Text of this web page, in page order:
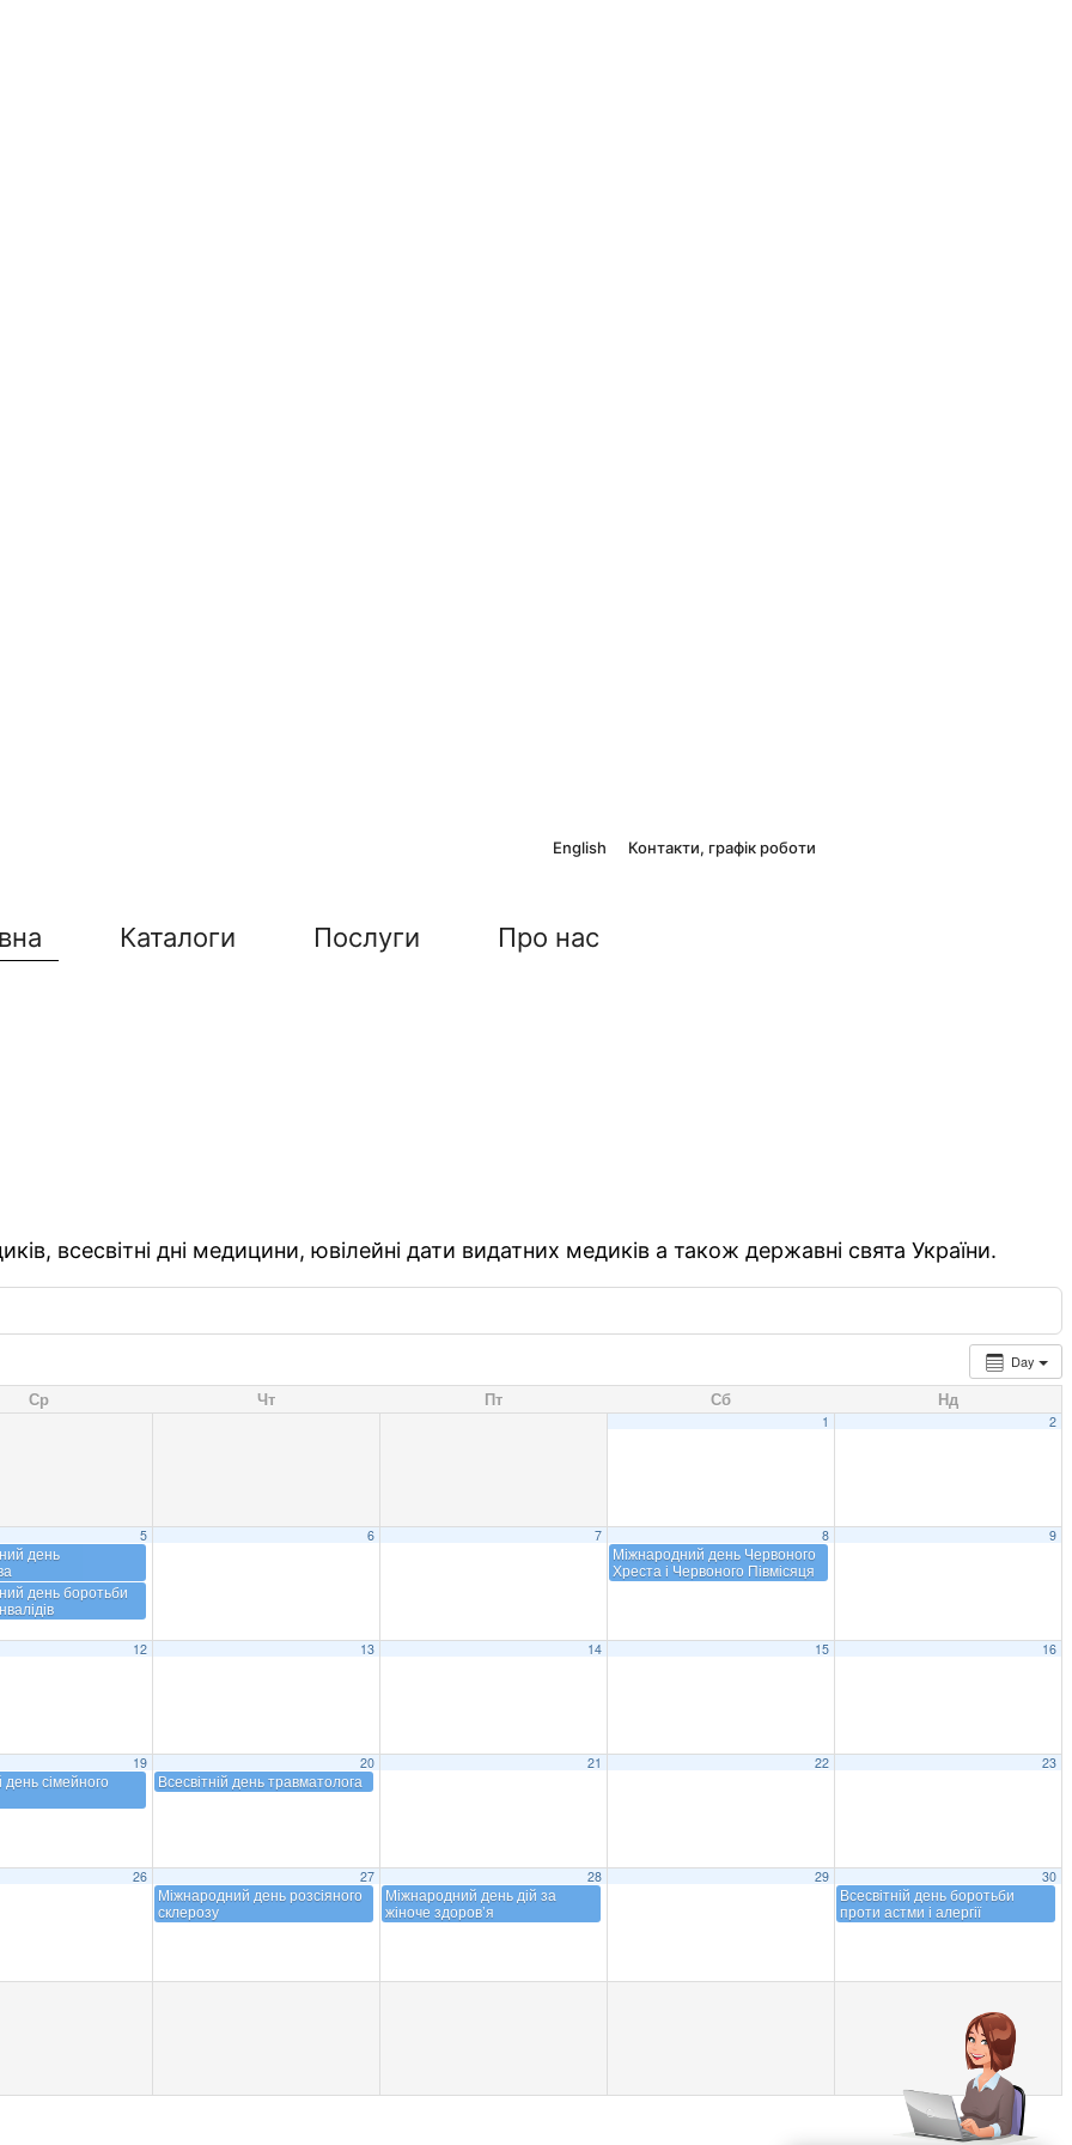
English Контакти, графік роботи
Каталоги Послуги Про нас
всесвітні дні медицини, ювілейні дати видатних медиків а також державні свята України.
Day
Ср Чт Пт Сб Нд
1 2
5
день
день боротьби
6 7 8
Міжнародний день Червоного
Хреста і Червоного Півмісяця
9
12 13 14 15 16
19
день сімейного
20
Всесвітній день травматолога
21 22 23
26 27
Міжнародний день розсіяного
склерозу
28
Міжнародний день дій за
жіноче здоров’я
29 30
Всесвітній день боротьби
проти астми і алергії